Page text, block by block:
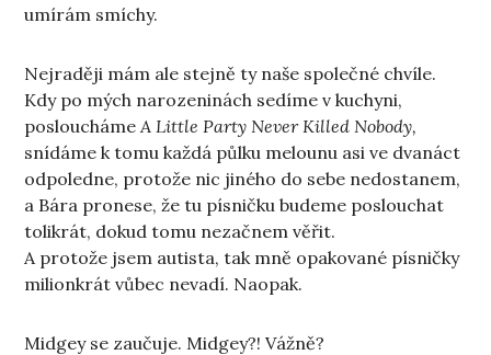
umírám smíchy.
Nejraději mám ale stejně ty naše společné chvíle.
Kdy po mých narozeninách sedíme v kuchyni,
posloucháme A Little Party Never Killed Nobody,
snídáme k tomu každá půlku melounu asi ve dvanáct
odpoledne, protože nic jiného do sebe nedostanem,
a Bára pronese, že tu písničku budeme poslouchat
tolikrát, dokud tomu nezačnem věřit.
A protože jsem autista, tak mně opakované písničky
milionkrát vůbec nevadí. Naopak.
Midgey se zaučuje. Midgey?! Vážně?